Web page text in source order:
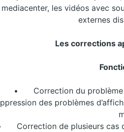
mediacenter, les vidéos avec
externes
Les corrections
•
Correction du
des problèmes
Correction de plusieurs cas